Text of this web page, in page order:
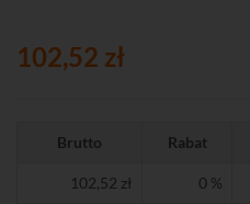
102,52 zł
Brutto Rabat
102,52 zł 0 %